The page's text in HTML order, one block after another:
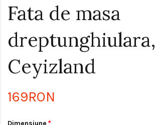
Fata de masa
dreptunghiulara,
Ceyizland
169RON
Dimensiune